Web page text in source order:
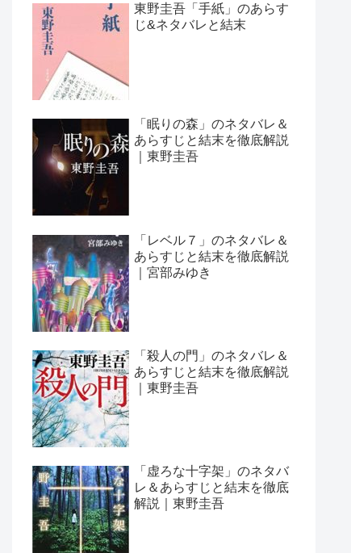
東野圭吾「手紙」のあらす
じ&ネタバレと結末
「眠りの森」のネタバレ＆
あらすじと結末を徹底解説
｜東野圭吾
「レベル７」のネタバレ＆
あらすじと結末を徹底解説
｜宮部みゆき
「殺人の門」のネタバレ＆
あらすじと結末を徹底解説
｜東野圭吾
「虚ろな十字架」のネタバ
レ＆あらすじと結末を徹底
解説｜東野圭吾